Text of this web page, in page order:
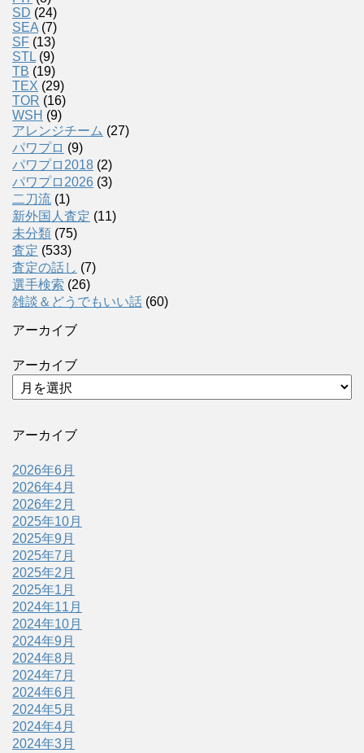
SD (24)
SEA (7)
SF (13)
STL (9)
TB (19)
TEX (29)
TOR (16)
WSH (9)
アレンジチーム (27)
パワプロ (9)
パワプロ2018 (2)
パワプロ2026 (3)
二刀流 (1)
新外国人査定 (11)
未分類 (75)
査定 (533)
査定の話し (7)
選手検索 (26)
雑談＆どうでもいい話 (60)
アーカイブ
アーカイブ
アーカイブ
2026年6月
2026年4月
2026年2月
2025年10月
2025年9月
2025年7月
2025年2月
2025年1月
2024年11月
2024年10月
2024年9月
2024年8月
2024年7月
2024年6月
2024年5月
2024年4月
2024年3月